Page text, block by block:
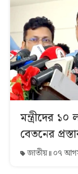
মন্ত্রীদের
বেতনের
জাতীয় ০৭